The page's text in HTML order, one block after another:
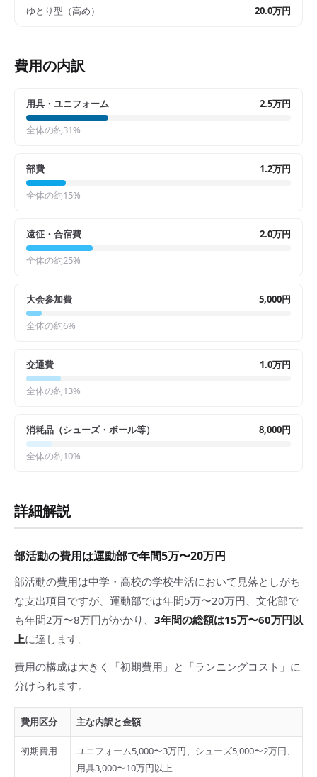
ゆとり型（高め） 20.0万円
費用の内訳
用具・ユニフォーム 2.5万円
全体の約31%
部費 1.2万円
全体の約15%
遠征・合宿費 2.0万円
全体の約25%
大会参加費 5,000円
全体の約6%
交通費 1.0万円
全体の約13%
消耗品（シューズ・ボール等） 8,000円
全体の約10%
詳細解説
部活動の費用は運動部で年間5万〜20万円
部活動の費用は中学・高校の学校生活において見落としがち
な支出項目ですが、運動部では年間5万〜20万円、文化部で
も年間2万〜8万円がかかり、 3年間の総額は15万〜60万円以
上に達します。
費用の構成は大きく「初期費用」と「ランニングコスト」に
分けられます。
費用区分 主な内訳と金額
初期費用
ユニフォーム5,000〜3万円、シューズ5,000〜2万円、
用具3,000〜10万円以上